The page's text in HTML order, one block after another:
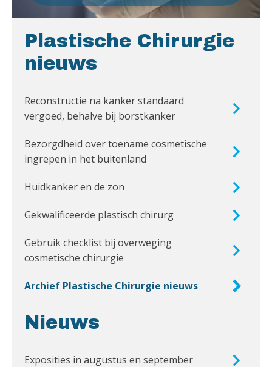
Plastische Chirurgie
nieuws
Reconstructie na kanker standaard
vergoed, behalve bij borstkanker
Bezorgdheid over toename cosmetische
ingrepen in het buitenland
Huidkanker en de zon
Gekwalificeerde plastisch chirurg
Gebruik checklist bij overweging
cosmetische chirurgie
Archief Plastische Chirurgie nieuws
Nieuws
Exposities in augustus en september